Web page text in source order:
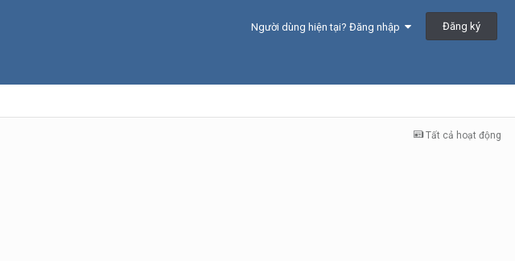
Người dùng hiện tại? Đăng nhập Đăng ký
Tất cả hoạt động